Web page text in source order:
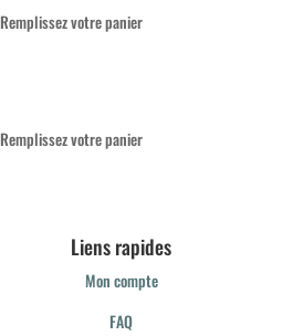
Remplissez votre panier
Remplissez votre panier
Liens rapides
Mon compte
FAQ